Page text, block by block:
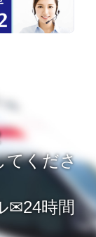
てくださ
✉︎24時間